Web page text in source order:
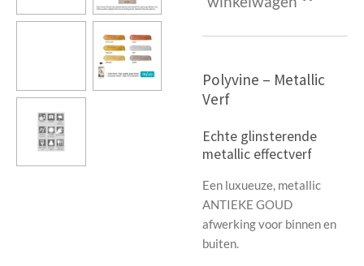
Polyvine – Metallic
Verf
Echte glinsterende
metallic effectverf
Een luxueuze, metallic
ANTIEKE GOUD
afwerking voor binnen en
buiten.